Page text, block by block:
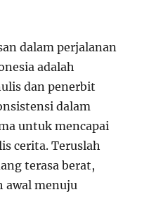
dalam perjalanan
adalah
dan penerbit
dalam
untuk mencapai
cerita. Teruslah
terasa berat,
awal menuju